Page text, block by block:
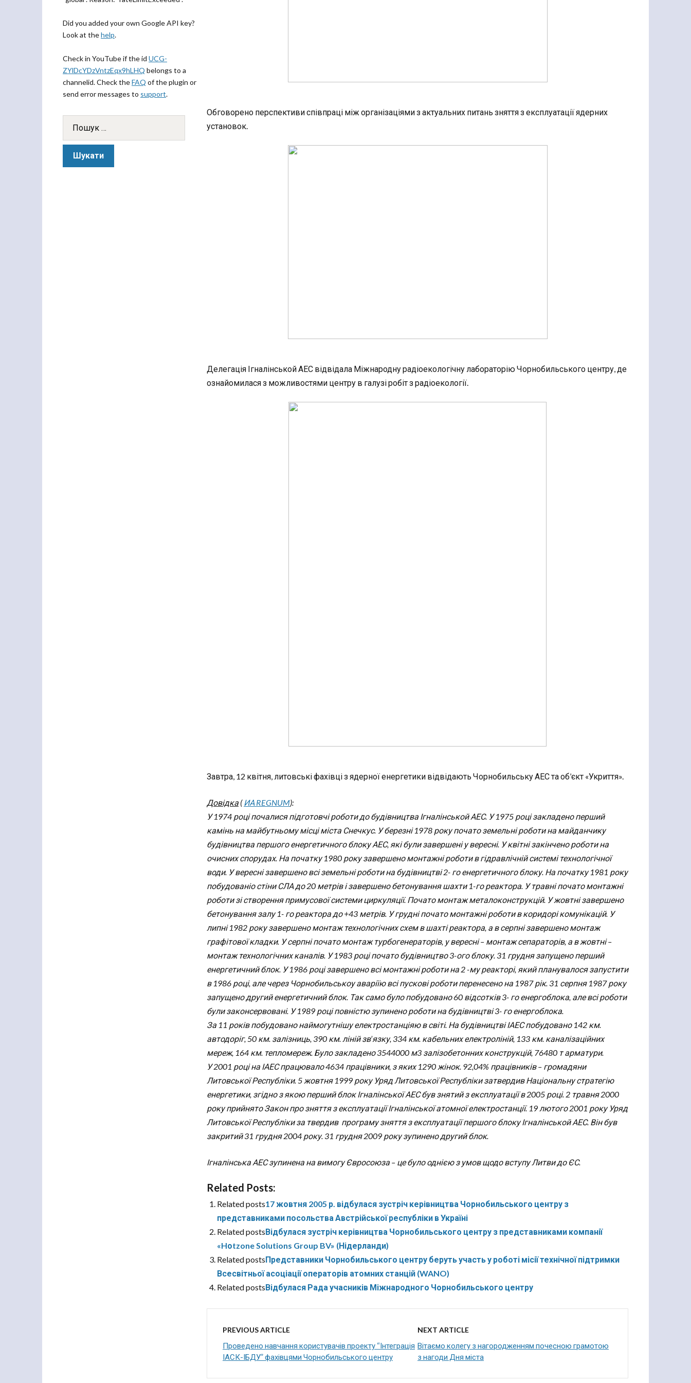
Обговорено перспективи співпраці між організаціями з актуальних питань зняття з експлуатації ядерних
установок.
Делегація Ігналінськой АЕС відвідала Міжнародну радіоекологічну лабораторію Чорнобильського центру, де
ознайомилася з можливостями центру в галузі робіт з радіоекології.
Завтра, 12 квітня, литовські фахівці з ядерної енергетики відвідають Чорнобильську АЕС та об’єкт «Укриття».
Довідка (ИА REGNUM):
У 1974 році почалися підготовчі роботи до будівництва Ігналінськой АЕС. У 1975 році закладено перший
камінь на майбутньому місці міста Снечкус. У березні 1978 року почато земельні роботи на майданчику
будівництва першого енергетичного блоку АЕС, які були завершені у вересні. У квітні закінчено роботи на
очисних спорудах. На початку 1980 року завершено монтажні роботи в гідравлічній системі технологічної
води. У вересні завершено всі земельні роботи на будівництві 2- го енергетичного блоку. На початку 1981 року
побудованіо стіни СЛА до 20 метрів і завершено бетонування шахти 1-го реактора. У травні почато монтажні
роботи зі створення примусової системи циркуляції. Почато монтаж металоконструкцій. У жовтні завершено
бетонування залу 1- го реактора до +43 метрів. У грудні почато монтажні роботи в коридорі комунікацій. У
липні 1982 року завершено монтаж технологічних схем в шахті реактора, а в серпні завершено монтаж
графітової кладки. У серпні почато монтаж турбогенераторів, у вересні – монтаж сепараторів, а в жовтні –
монтаж технологічних каналів. У 1983 році почато будівництво 3-ого блоку. 31 грудня запущено перший
енергетичний блок. У 1986 році завершено всі монтажні роботи на 2 -му реакторі, який планувалося запустити
в 1986 році, але через Чорнобильськоу аваріїю всі пускові роботи перенесено на 1987 рік. 31 серпня 1987 року
запущено другий енергетичний блок. Так само було побудовано 60 відсотків 3- го енергоблока, але всі роботи
були законсервовані. У 1989 році повністю зупинено роботи на будівництві 3- го енергоблока.
За 11 років побудовано наймогутнішу електростанціяю в світі. На будівництві ІАЕС побудовано 142 км.
автодоріг, 50 км. залізниць, 390 км. ліній зв’язку, 334 км. кабельних електроліній, 133 км. каналізаційних
мереж, 164 км. тепломереж. Було закладено 3544000 м3 залізобетонних конструкцій, 76480 т арматури.
У 2001 році на ІАЕС працювало 4634 працівники, з яких 1290 жінок. 92,04% працівників – громадяни
Литовської Республіки. 5 жовтня 1999 року Уряд Литовської Республіки затвердив Національну стратегію
енергетики, згідно з якою перший блок Ігналінської АЕС був знятий з експлуатації в 2005 році. 2 травня 2000
року прийнято Закон про зняття з експлуатації Ігналінської атомної електростанції. 19 лютого 2001 року Уряд
Литовської Республіки за твердив програму зняття з експлуатації першого блоку Ігналінськой АЕС. Він був
закритий 31 грудня 2004 року. 31 грудня 2009 року зупинено другий блок.
Ігналінська АЕС зупинена на вимогу Євросоюза – це було однією з умов щодо вступу Литви до ЄС.
Related Posts:
Related posts17 жовтня 2005 р. відбулася зустріч керівництва Чорнобильського центру з
представниками посольства Австрійської республіки в Україні
Related postsВідбулася зустріч керівництва Чорнобильського центру з представниками компанії
«Hоtzone Solutions Group BV» (Нідерланди)
Related postsПредставники Чорнобильського центру беруть участь у роботі місії технічної підтримки
Всесвітньої асоціації операторів атомних станцій (WANO)
Related postsВідбулася Рада учасників Міжнародного Чорнобильського центру
PREVIOUS ARTICLE
Проведено навчання користувачів проекту “Інтеграція
ІАСК-ІБДУ” фахівцями Чорнобильського центру
NEXT ARTICLE
Вітаємо колегу з нагородженням почесною грамотою
з нагоди Дня міста
Did you added your own Google API key?
Look at thehelp.
Check in YouTube if the id UCG-
ZYlDcYDzVntzEqx9hLHQ belongs to a
channelid. Check theFAQ of the plugin or
send error messages to support.